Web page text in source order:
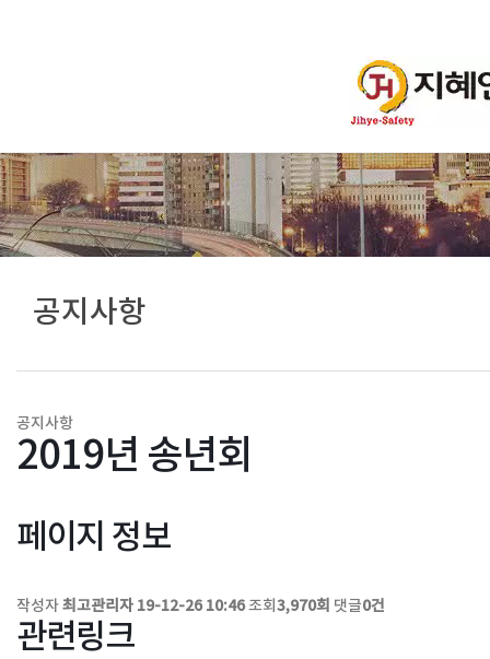
공지사항
공지사항
2019년 송년회
페이지 정보
작성자최고관리자 19-12-26 10:46조회 3,970회 댓글0건
관련링크